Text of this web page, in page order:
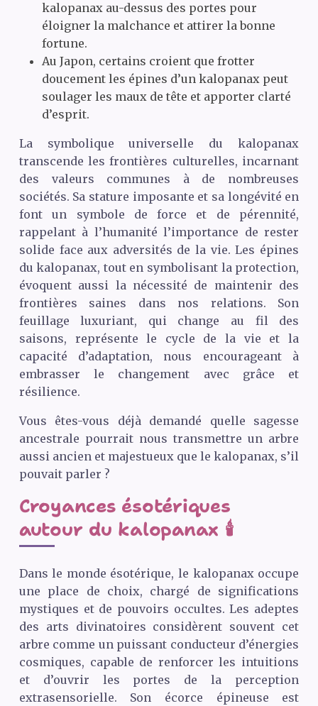
kalopanax au-dessus des portes pour
éloigner la malchance et attirer la bonne
fortune.
Au Japon, certains croient que frotter
doucement les épines d’un kalopanax peut
soulager les maux de tête et apporter clarté
d’esprit.
La symbolique universelle du kalopanax
transcende les frontières culturelles, incarnant
des valeurs communes à de nombreuses
sociétés. Sa stature imposante et sa longévité en
font un symbole de force et de pérennité,
rappelant à l’humanité l’importance de rester
solide face aux adversités de la vie. Les épines
du kalopanax, tout en symbolisant la protection,
évoquent aussi la nécessité de maintenir des
frontières saines dans nos relations. Son
feuillage luxuriant, qui change au fil des
saisons, représente le cycle de la vie et la
capacité d’adaptation, nous encourageant à
embrasser le changement avec grâce et
résilience.
Vous êtes-vous déjà demandé quelle sagesse
ancestrale pourrait nous transmettre un arbre
aussi ancien et majestueux que le kalopanax, s’il
pouvait parler ?
Croyances ésotériques
autour du kalopanax 🕯️
Dans le monde ésotérique, le kalopanax occupe
une place de choix, chargé de significations
mystiques et de pouvoirs occultes. Les adeptes
des arts divinatoires considèrent souvent cet
arbre comme un puissant conducteur d’énergies
cosmiques, capable de renforcer les intuitions
et d’ouvrir les portes de la perception
extrasensorielle. Son écorce épineuse est